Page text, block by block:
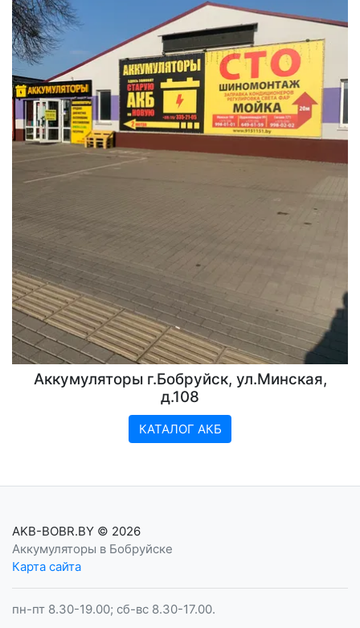
Аккумуляторы г.Бобруйск, ул.Минская,
д.108
КАТАЛОГ АКБ
AKB-BOBR.BY © 2026
Аккумуляторы в Бобруйске
Карта сайта
пн-пт 8.30-19.00; сб-вс 8.30-17.00.